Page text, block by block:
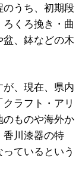
うち、初期段
くろ挽き・曲
、鉢などの木
、現在、県内
ラフト・アリ
のものや海外か
香川漆器の特
ているという